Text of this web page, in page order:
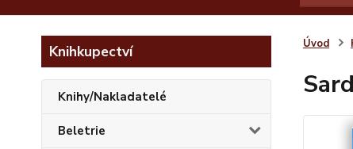
Knihkupectví
Knihy/Nakladatelé
Beletrie
Úvod